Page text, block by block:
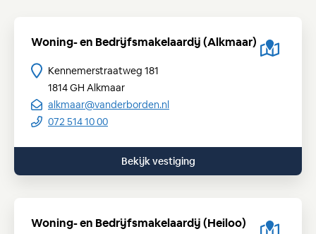
Woning- en Bedrijfsmakelaardij (Alkmaar)
Kennemerstraatweg 181
1814 GH Alkmaar
alkmaar@vanderborden.nl
072 514 10 00
Bekijk vestiging
Woning- en Bedrijfsmakelaardij (Heiloo)